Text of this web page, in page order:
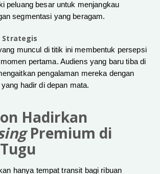
peluang besar untuk menjangkau
segmentasi yang beragam.
Strategis
muncul di titik ini membentuk persepsi
pertama. Audiens yang baru tiba di
pengalaman mereka dengan
hadir di depan mata.
Hadirkan
Premium di
hanya tempat transit bagi ribuan